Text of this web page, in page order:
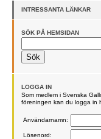
INTRESSANTA LÄNKAR
SÖK PÅ HEMSIDAN
LOGGA IN
Som medlem i Svenska
föreningen kan du logga in
Användarnamn:
Lösenord: